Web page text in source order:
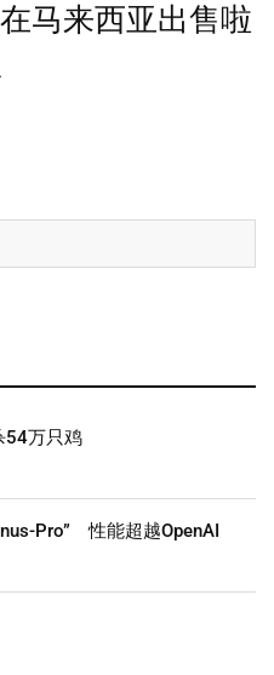
马来西亚出售啦
54万只鸡
Pro” 性能超越OpenAI